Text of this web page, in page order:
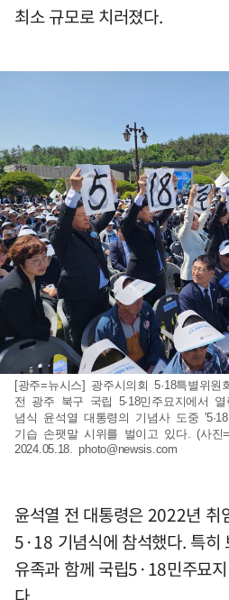
최소 규모로 치러졌다.
[광주=뉴시스] 광주시의회 5·18특별위
전 광주 북구 국립 5·18민주묘지에서
념식 윤석열 대통령의 기념사 도중
기습 손팻말 시위를 벌이고 있다. (사진
2024.05.18.photo@newsis.com
윤석열 전 대통령은 2022년 취
5·18 기념식에 참석했다. 특
유족과 함께 국립5·18민주묘